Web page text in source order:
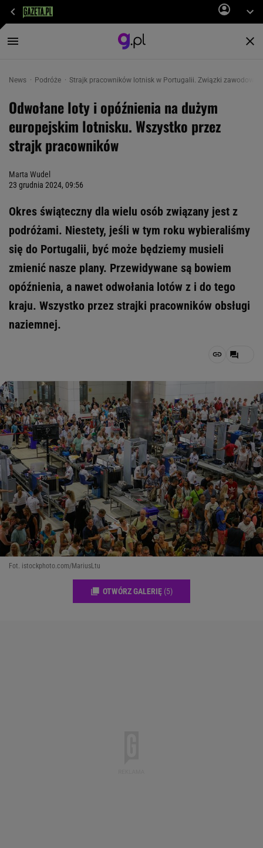
News Podróże Strajk pracowników lotnisk w Portugalii. Związki zawodowe
Odwołane loty i opóźnienia na dużym
europejskim lotnisku. Wszystko przez
strajk pracowników
Marta Wudel
23 grudnia 2024, 09:56
Okres świąteczny dla wielu osób związany jest z
podróżami. Niestety, jeśli w tym roku wybieraliśmy
się do Portugalii, być może będziemy musieli
zmienić nasze plany. Przewidywane są bowiem
opóźnienia, a nawet odwołania lotów z i do tego
kraju. Wszystko przez strajki pracowników obsługi
naziemnej.
Fot. istockphoto.com/MariusLtu
OTWÓRZ GALERIĘ (5)